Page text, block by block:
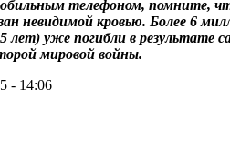
телефоном, помните,
невидимой кровью. Более 6
лет) уже погибли в результате
мировой войны.
- 14:06